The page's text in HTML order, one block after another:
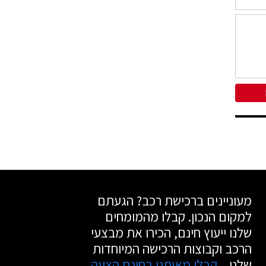
מעוניינים ברכישת רכב? הגעתם
למקום הנכון. קבלו מהמומחים
שלנו ייעוץ חינם, הכירו את מבצעי
הרכב וקבוצות הרכישה המיוחדות